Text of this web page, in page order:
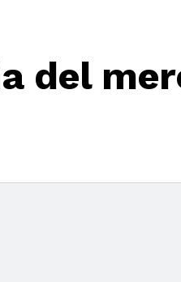
del